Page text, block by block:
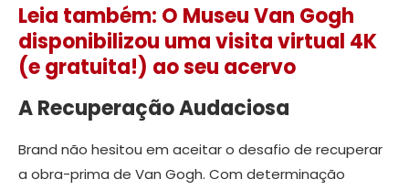
Leia também: O Museu Van Gogh
disponibilizou uma visita virtual 4K
(e gratuita!) ao seu acervo
A Recuperação Audaciosa
Brand não hesitou em aceitar o desafio de recuperar
a obra-prima de Van Gogh. Com determinação